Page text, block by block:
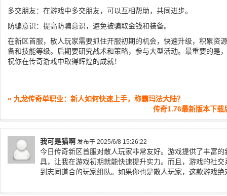
多交朋友：在游戏中多交朋友，可以互相帮助，共同进步。
防骗意识：提高防骗意识，避免被骗取金钱和装备。
在新区首服，散人玩家需要抓住开服初期的机会，快速升级，积累资
备和技能等级。后期要研究战术和策略，参与大型活动。最重要的是
祝你在传奇游戏中取得辉煌的成就！
« 九龙传奇单职业：新人如何快速上手，称霸玛法大陆？
传奇1.76最新版本下载
我可是猫啊 发布于 2025/6/8 15:26:22
今日传奇新区首服对散人玩家非常友好。游戏提供了丰富
具，让我在游戏初期就能快速提升实力。而且，游戏的社
到志同道合的玩家组队。如果你也是散人玩家，这款游戏